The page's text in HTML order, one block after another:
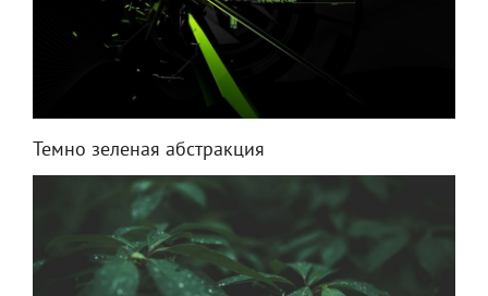
Темно зеленая абстракция